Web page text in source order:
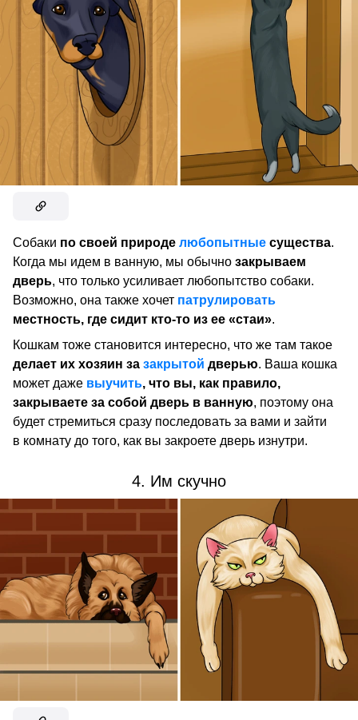
Собаки по своей природе любопытные существа.
Когда мы идем в ванную, мы обычно закрываем
дверь, что только усиливает любопытство собаки.
Возможно, она также хочет патрулировать
местность, где сидит кто-то из ее «стаи».
Кошкам тоже становится интересно, что же там такое
делает их хозяин за закрытой дверью. Ваша кошка
может даже выучить, что вы, как правило,
закрываете за собой дверь в ванную, поэтому она
будет стремиться сразу последовать за вами и зайти
в комнату до того, как вы закроете дверь изнутри.
4. Им скучно